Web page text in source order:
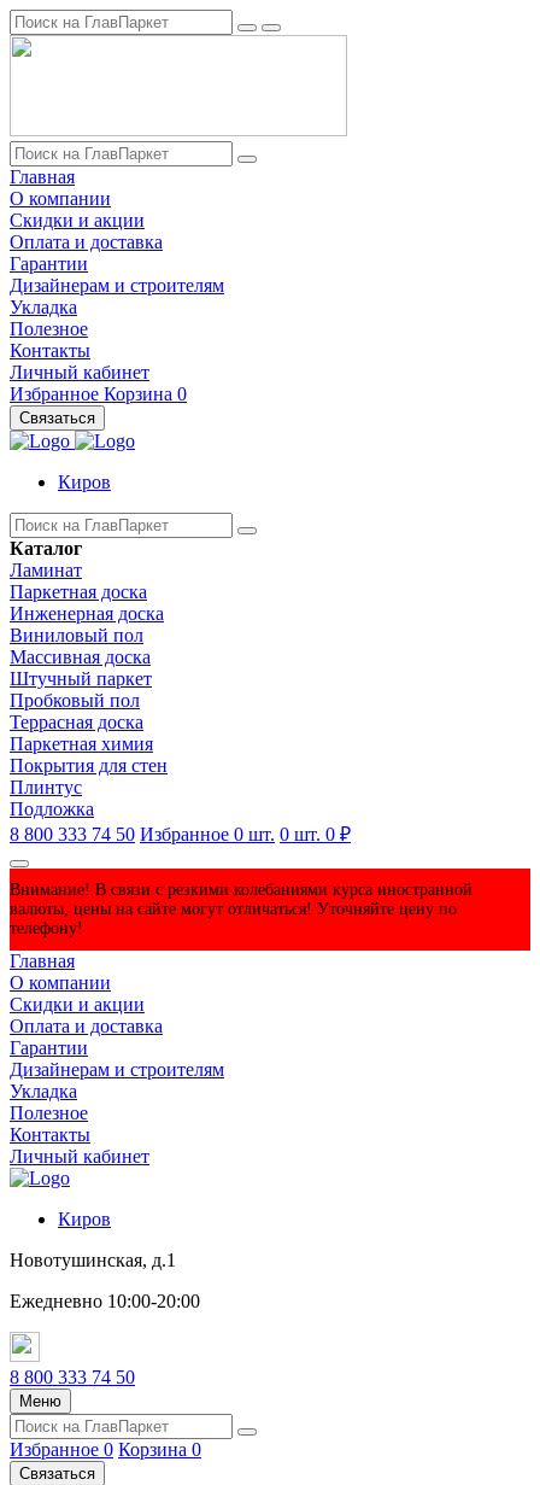
Главная
О компании
Скидки и акции
Оплата и доставка
Гарантии
Дизайнерам и строителям
Укладка
Полезное
Контакты
Личный кабинет
Избранное Корзина 0
Связаться
Киров
Каталог
Ламинат
Паркетная доска
Инженерная доска
Виниловый пол
Массивная доска
Штучный паркет
Пробковый пол
Террасная доска
Паркетная химия
Покрытия для стен
Плинтус
Подложка
8 800 333 74 50 Избранное 0 шт. 0 шт. 0 ₽
Внимание! В связи с резкими колебаниями курса иностранной
валюты, цены на сайте могут отличаться! Уточняйте цену по
телефону!
Главная
О компании
Скидки и акции
Оплата и доставка
Гарантии
Дизайнерам и строителям
Укладка
Полезное
Контакты
Личный кабинет
Киров
Новотушинская, д.1
Ежедневно 10:00-20:00
8 800 333 74 50
Меню
Избранное 0 Корзина 0
Связаться